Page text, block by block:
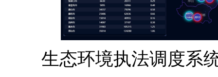
生态环境执法调度系